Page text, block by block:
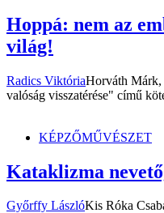
Hoppá: nem az
világ!
Radics ViktóriaHorváth
valóság visszatérése" című
KÉPZŐMŰVÉSZET
Kataklizma
Győrffy LászlóKis Róka